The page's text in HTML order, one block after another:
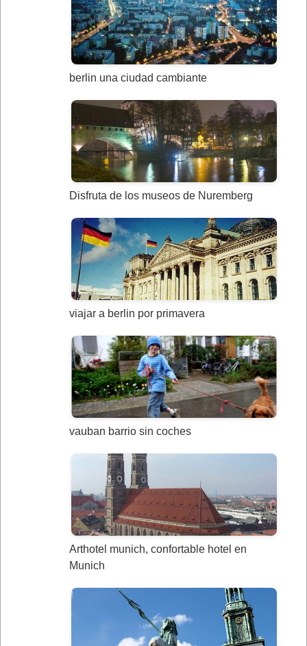
berlin una ciudad cambiante
Disfruta de los museos de Nuremberg
viajar a berlin por primavera
vauban barrio sin coches
Arthotel munich, confortable hotel en
Munich